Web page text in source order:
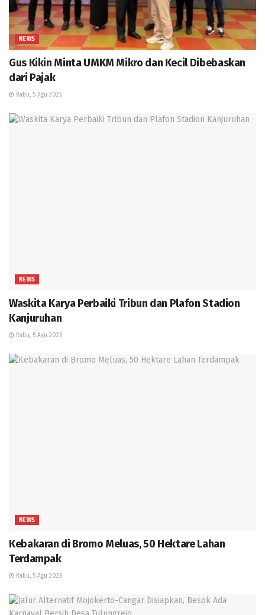
NEWS
Gus Kikin Minta UMKM Mikro dan Kecil Dibebaskan
dari Pajak
Rabu, 5 Agu 2026
NEWS
Waskita Karya Perbaiki Tribun dan Plafon Stadion
Kanjuruhan
Rabu, 5 Agu 2026
NEWS
Kebakaran di Bromo Meluas, 50 Hektare Lahan
Terdampak
Rabu, 5 Agu 2026